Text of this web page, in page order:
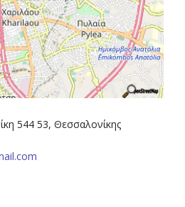
544 53, Θεσσαλονίκης